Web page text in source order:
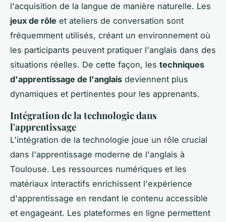
l'acquisition de la langue de manière naturelle. Les
jeux de rôle et ateliers de conversation sont
fréquemment utilisés, créant un environnement où
les participants peuvent pratiquer l'anglais dans des
situations réelles. De cette façon, les techniques
d'apprentissage de l'anglais deviennent plus
dynamiques et pertinentes pour les apprenants.
Intégration de la technologie dans
l'apprentissage
L'intégration de la technologie joue un rôle crucial
dans l'apprentissage moderne de l'anglais à
Toulouse. Les ressources numériques et les
matériaux interactifs enrichissent l'expérience
d'apprentissage en rendant le contenu accessible
et engageant. Les plateformes en ligne permettent